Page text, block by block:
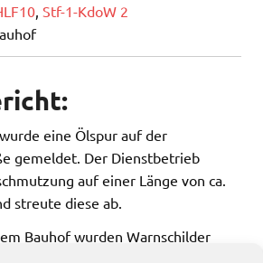
Stf-1-KdoW 2
eine Ölspur auf der
gemeldet. Der Dienstbetrieb
auf einer Länge von ca.
streute diese ab.
Bauhof wurden Warnschilder